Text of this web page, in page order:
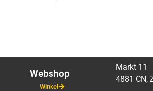
Webshop
Winkel
Markt 11
4881 CN,